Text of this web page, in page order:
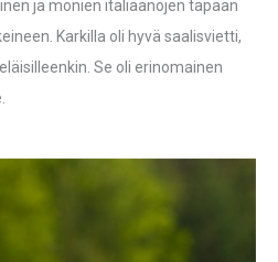
ja monien italiaanojen tapaan
Karkilla oli hyvä saalisvietti,
Se oli erinomainen